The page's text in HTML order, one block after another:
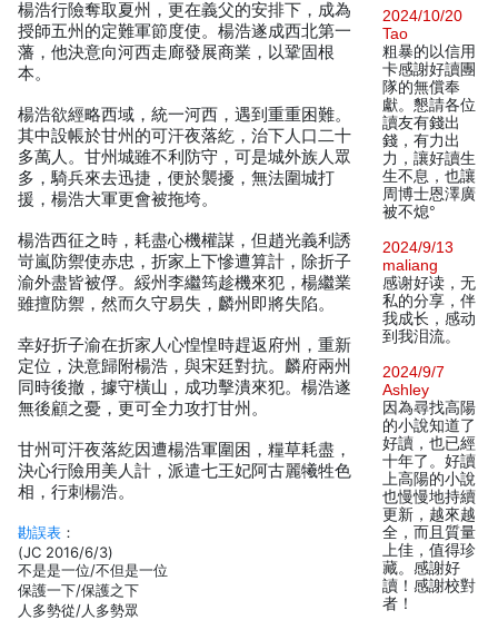
楊浩行險奪取夏州，更在義父的安排下，成為
授師五州的定難軍節度使。楊浩遂成西北第一
藩，他決意向河西走廊發展商業，以鞏固根
本。
楊浩欲經略西域，統一河西，遇到重重困難。
其中設帳於甘州的可汗夜落紇，治下人口二十
多萬人。甘州城雖不利防守，可是城外族人眾
多，騎兵來去迅捷，便於襲擾，無法圍城打
援，楊浩大軍更會被拖垮。
楊浩西征之時，耗盡心機權謀，但趙光義利誘
岢嵐防禦使赤忠，折家上下慘遭算計，除折子
渝外盡皆被俘。綏州李繼筠趁機來犯，楊繼業
雖擅防禦，然而久守易失，麟州即將失陷。
幸好折子渝在折家人心惶惶時趕返府州，重新
定位，決意歸附楊浩，與宋廷對抗。麟府兩州
同時後撤，據守橫山，成功擊潰來犯。楊浩遂
無後顧之憂，更可全力攻打甘州。
甘州可汗夜落紇因遭楊浩軍圍困，糧草耗盡，
決心行險用美人計，派遣七王妃阿古麗犧牲色
相，行刺楊浩。
勘誤表 ：
(JC 2016/6/3)
不是是一位/不但是一位
保護一下/保護之下
人多勢從/人多勢眾
2024/10/20
Tao
粗暴的以信用
卡感謝好讀團
隊的無償奉
獻。懇請各位
讀友有錢出
錢，有力出
力，讓好讀生
生不息，也讓
周博士恩澤廣
被不熄°
2024/9/13
maliang
感谢好读，无
私的分享，伴
我成长，感动
到我泪流。
2024/9/7
Ashley
因為尋找高陽
的小說知道了
好讀，也已經
十年了。好讀
上高陽的小說
也慢慢地持續
更新，越來越
全，而且質量
上佳，值得珍
藏。感謝好
讀！感謝校對
者！